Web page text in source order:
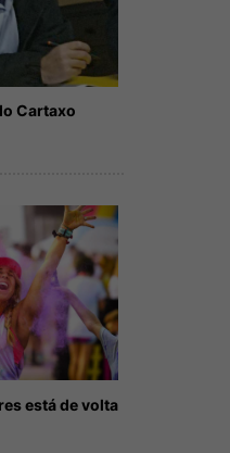
Cartaxo
está de volta